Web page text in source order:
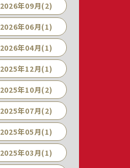
2026年09月(2)
2026年06月(1)
2026年04月(1)
2025年12月(1)
2025年10月(2)
2025年07月(2)
2025年05月(1)
2025年03月(1)